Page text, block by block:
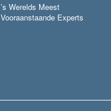
’s Werelds Meest
Vooraanstaande Experts